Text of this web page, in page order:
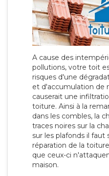
A cause des
pollutions, votre toit
risques d'une
et d'accumulation de
causerait une
toiture. Ainsi à la
dans les combles, la
traces noires sur la
sur les plafonds il faut
réparation de la
que ceux-ci
maison.